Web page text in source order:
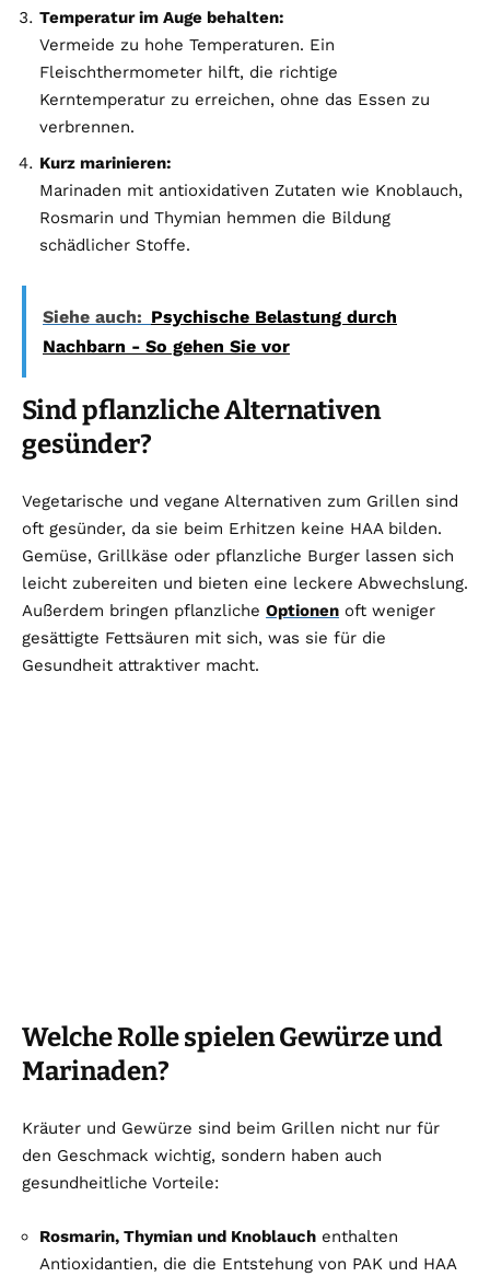
Temperatur im Auge behalten:
Vermeide zu hohe Temperaturen. Ein
Fleischthermometer hilft, die richtige
Kerntemperatur zu erreichen, ohne das Essen zu
verbrennen.
Kurz marinieren:
Marinaden mit antioxidativen Zutaten wie Knoblauch,
Rosmarin und Thymian hemmen die Bildung
schädlicher Stoffe.
Siehe auch: Psychische Belastung durch
Nachbarn - So gehen Sie vor
Sind pflanzliche Alternativen
gesünder?
Vegetarische und vegane Alternativen zum Grillen sind
oft gesünder, da sie beim Erhitzen keine HAA bilden.
Gemüse, Grillkäse oder pflanzliche Burger lassen sich
leicht zubereiten und bieten eine leckere Abwechslung.
Außerdem bringen pflanzliche Optionen oft weniger
gesättigte Fettsäuren mit sich, was sie für die
Gesundheit attraktiver macht.
Welche Rolle spielen Gewürze und
Marinaden?
Kräuter und Gewürze sind beim Grillen nicht nur für
den Geschmack wichtig, sondern haben auch
gesundheitliche Vorteile:
Rosmarin, Thymian und Knoblauch enthalten
Antioxidantien, die die Entstehung von PAK und HAA